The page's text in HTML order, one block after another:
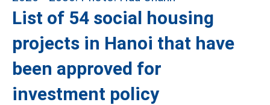
List of 54 social housing
projects in Hanoi that have
been approved for
investment policy